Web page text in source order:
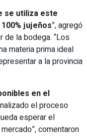
se utiliza este
jujeños”, agregó
de la bodega. “Los
materia prima ideal
a la provincia
en el
el proceso
esperar el
comentaron